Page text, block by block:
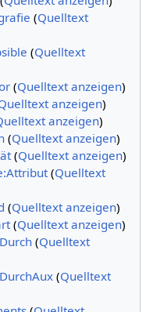
(Quelltext
(Quelltext
(Quelltext anzeigen)
anzeigen)
anzeigen)
(Quelltext anzeigen)
(Quelltext anzeigen)
(Quelltext
(Quelltext anzeigen)
(Quelltext anzeigen)
(Quelltext
(Quelltext